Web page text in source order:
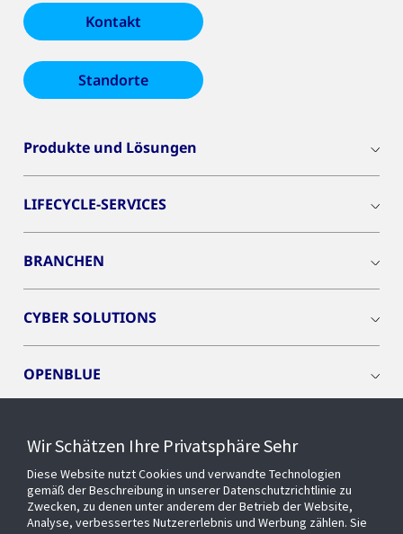
Kontakt
Standorte
Produkte und Lösungen
LIFECYCLE-SERVICES
BRANCHEN
CYBER SOLUTIONS
OPENBLUE
EVENTS
Wir Schätzen Ihre Privatsphäre Sehr
Diese Website nutzt Cookies und verwandte Technologien
gemäß der Beschreibung in unserer Datenschutzrichtlinie zu
Zwecken, zu denen unter anderem der Betrieb der Website,
Analyse, verbessertes Nutzererlebnis und Werbung zählen. Sie